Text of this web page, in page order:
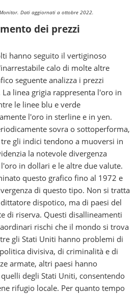
Monitor. Dati aggiornati a ottobre 2022.
dei prezzi
hanno seguito il vertiginoso
calo di molte altre
seguente analizza i prezzi
linea grigia rappresenta l'oro in
le linee blu e verde
l'oro in sterline e in yen.
sovra o sottoperforma,
gli indici tendono a muoversi in
la notevole divergenza
in dollari e le altre due valute.
questo grafico fino al 1972 e
di questo tipo. Non si tratta
dispotico, ma di paesi del
di riserva. Questi disallineamenti
rischi che il mondo si trova
gli Stati Uniti hanno problemi di
divisiva, di criminalità e di
armate, altri paesi hanno
degli Stati Uniti, consentendo
rifugio locale. Per quanto tempo